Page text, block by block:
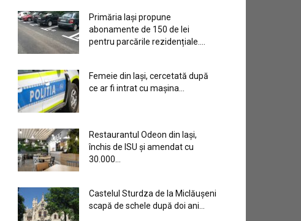
Primăria Iași propune
abonamente de 150 de lei
pentru parcările rezidențiale....
Femeie din Iași, cercetată după
ce ar fi intrat cu mașina...
Restaurantul Odeon din Iași,
închis de ISU și amendat cu
30.000...
Castelul Sturdza de la Miclăușeni
scapă de schele după doi ani...